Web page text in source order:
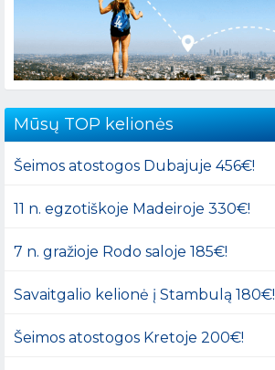
Mūsų TOP kelionės
Šeimos atostogos Dubajuje 456€!
11 n. egzotiškoje Madeiroje 330€!
7 n. gražioje Rodo saloje 185€!
Savaitgalio kelionė į Stambulą 180€!
Šeimos atostogos Kretoje 200€!